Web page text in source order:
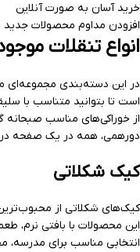
خرید آسان به صورت آنلاین
افزودن مداوم محصولات جدید
انواع تنقلات
در این دسته‌بندی مجموعه‌ای
است تا بتوانید متناسب با
از خوراکی‌های مناسب صبحانه
دورهمی، همه در یک صفحه
کیک شکلاتی
کیک‌های شکلاتی از
این محصولات با بافتی نرم،
انتخابی مناسب برای مدرسه،